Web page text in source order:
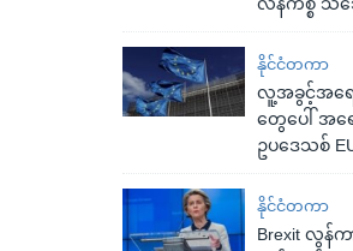
လန်ကိစ္စ သ
နိုင်ငံတကာ
လူ့အခွင့်အရေ
တွေပေါ် အ
ဥပဒေသစ်
နိုင်ငံတကာ
Brexit လွန်က